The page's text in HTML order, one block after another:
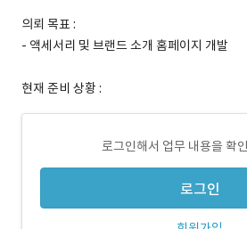
의뢰 목표 :
- 액세서리 및 브랜드 소개 홈페이지 개발
현재 준비 상황 :
로그인해서 업무 내용을 확
로그인